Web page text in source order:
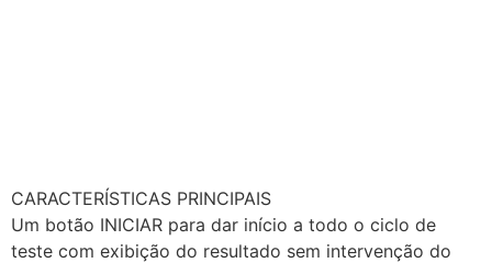
CARACTERÍSTICAS PRINCIPAIS
Um botão INICIAR para dar início a todo o ciclo de
teste com exibição do resultado sem intervenção do